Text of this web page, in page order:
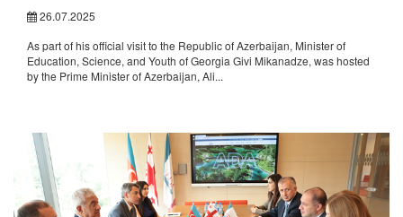
26.07.2025
As part of his official visit to the Republic of Azerbaijan, Minister of
Education, Science, and Youth of Georgia Givi Mikanadze, was hosted
by the Prime Minister of Azerbaijan, Ali...